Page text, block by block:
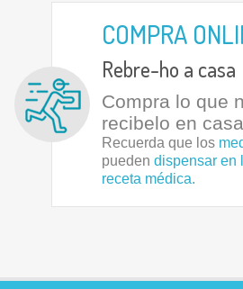
COMPRA
Rebre-ho a casa
Compra lo que
recibelo en casa
Recuerda que los
pueden dispensar en
receta médica.